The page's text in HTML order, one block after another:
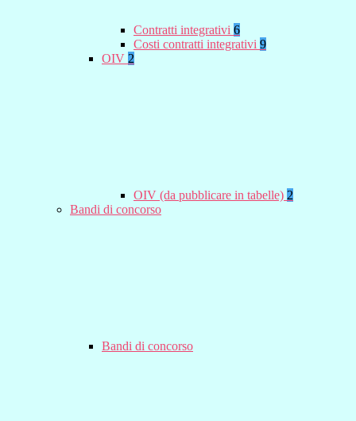
Contratti integrativi 6
Costi contratti integrativi 9
OIV 2
OIV (da pubblicare in tabelle) 2
Bandi di concorso
Bandi di concorso